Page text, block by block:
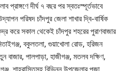
দীর্ঘ ৭ বছর পর স্বতঃস্পূর্তভাবে
পরিষদ চাঁদপুর জেলা শাখার দ্বি-বার্ষিক
করে সকাল থেকেই চাঁদপুর শহরের পুরাণবাজার
বকুলতলা, গুয়াখোলা রোড, হরিজন
বাজার, পালপাড়া, হাজীগঞ্জ, মতলব দক্ষিণ,